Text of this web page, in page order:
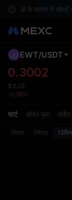
के कारण ये सेवाएँ
EWT/USDT
0.3002
$ 0.29
-0.39%
चार्ट ऑर्डर बुक
1मिनट 5मिनट